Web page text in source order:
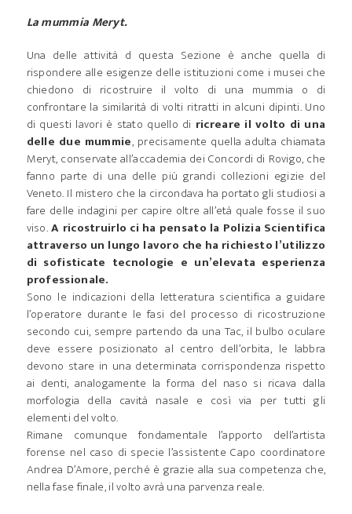
La mummia Meryt.
Una delle attività d questa Sezione è anche quella di
rispondere alle esigenze delle istituzioni come i musei che
chiedono di ricostruire il volto di una mummia o di
confrontare la similarità di volti ritratti in alcuni dipinti. Uno
di questi lavori è stato quello di ricreare il volto di una
delle due mummie, precisamente quella adulta chiamata
Meryt, conservate all’accademia dei Concordi di Rovigo, che
fanno parte di una delle più grandi collezioni egizie del
Veneto. Il mistero che la circondava ha portato gli studiosi a
fare delle indagini per capire oltre all’età quale fosse il suo
viso.A ricostruirlo ci ha pensato la Polizia Scientifica
attraverso un lungo lavoro che ha richiesto l’utilizzo
di sofisticate tecnologie e un’elevata esperienza
professionale.
Sono le indicazioni della letteratura scientifica a guidare
l’operatore durante le fasi del processo di ricostruzione
secondo cui, sempre partendo da una Tac, il bulbo oculare
deve essere posizionato al centro dell’orbita, le labbra
devono stare in una determinata corrispondenza rispetto
ai denti, analogamente la forma del naso si ricava dalla
morfologia della cavità nasale e così via per tutti gli
elementi del volto.
Rimane comunque fondamentale l’apporto dell’artista
forense nel caso di specie l’assistente Capo coordinatore
Andrea D’Amore, perché è grazie alla sua competenza che,
nella fase finale, il volto avrà una parvenza reale.